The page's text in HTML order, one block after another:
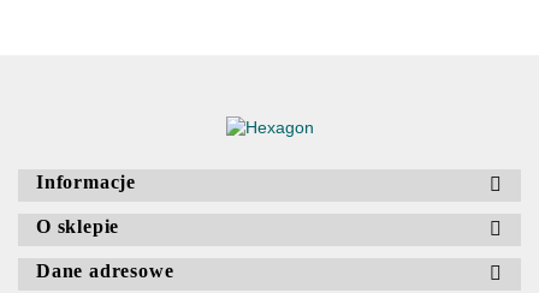
Dane adresowe
Informacje
O sklepie